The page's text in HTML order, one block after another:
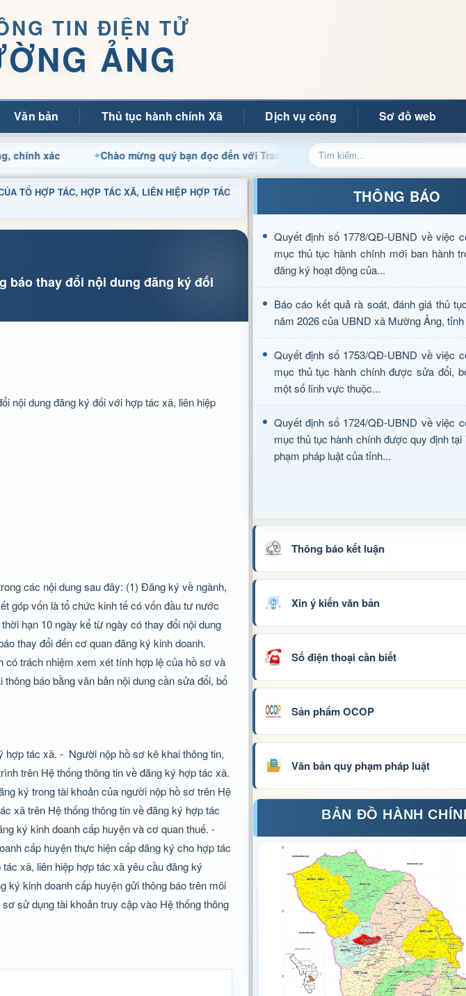
TIN ĐIỆN TỬ
ẢNG
Văn bản Thủ tục hành chính Xã Dịch vụ công Sơ đồ web
xác Chào mừng quý bạn đọc đến với Trang thông tin điện tử xã Mường Ảng
TỔ HỢP TÁC, HỢP TÁC XÃ, LIÊN HIỆP HỢP TÁC
báo thay đổi nội dung đăng ký đối
nội dung đăng ký đối với hợp tác xã, liên hiệp
các nội dung sau đây: (1) Đăng ký về ngành,
góp vốn là tổ chức kinh tế có vốn đầu tư nước
hạn 10 ngày kể từ ngày có thay đổi nội dung
thay đổi đến cơ quan đăng ký kinh doanh.
có trách nhiệm xem xét tính hợp lệ của hồ sơ và
báo bằng văn bản nội dung cần sửa đổi, bổ
hợp tác xã. - Người nộp hồ sơ kê khai thông tin,
trên Hệ thống thông tin về đăng ký hợp tác xã.
ký trong tài khoản của người nộp hồ sơ trên Hệ
xã trên Hệ thống thông tin về đăng ký hợp tác
ký kinh doanh cấp huyện và cơ quan thuế. -
cấp huyện thực hiện cấp đăng ký cho hợp tác
xã, liên hiệp hợp tác xã yêu cầu đăng ký
ký kinh doanh cấp huyện gửi thông báo trên môi
sử dụng tài khoản truy cập vào Hệ thống thông
THÔNG BÁO
Quyết định số 1778/QĐ-UBND về việc
mục thủ tục hành chính mới ban hành
đăng ký hoạt động của...
Báo cáo kết quả rà soát, đánh giá thủ
năm 2026 của UBND xã Mường Ảng,
Quyết định số 1753/QĐ-UBND về việc
mục thủ tục hành chính được sửa đổi,
một số lĩnh vực thuộc...
Quyết định số 1724/QĐ-UBND về việc
mục thủ tục hành chính được quy định tại
phạm pháp luật của tỉnh...
Thông báo kết luận
Xin ý kiến văn bản
Số điện thoại cần biết
Sản phẩm OCOP
Văn bản quy phạm pháp luật
BẢN ĐỒ HÀNH